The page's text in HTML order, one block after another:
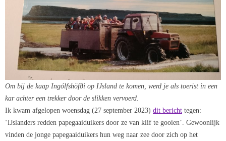
Om bij de kaap Ingólfshöf­­ði op IJsland te komen, werd je als toerist in een
kar achter een trekker door de slikken vervoerd
Ik kwam afgelopen woensdag (27 september 2023) dit bericht tegen:
‘IJslanders redden papegaaiduikers door ze van klif te gooien’. Gewoonlijk
vinden de jonge papegaaiduikers hun weg naar zee door zich op het